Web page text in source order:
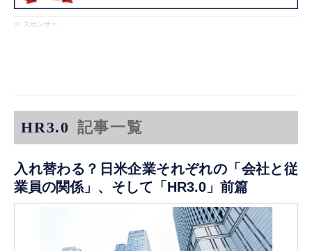
※ スポンサー
HR3.0 記事一覧
入れ替わる？日米企業それぞれの「会社と従
業員の関係」、そして「HR3.0」前篇